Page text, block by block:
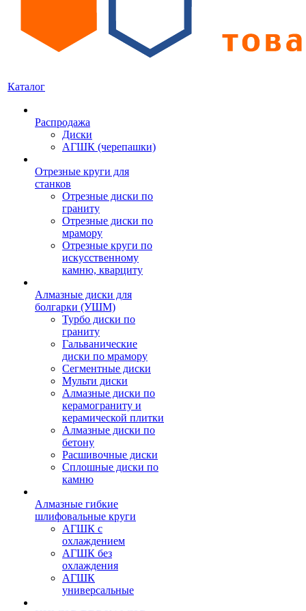
Каталог
Распродажа
Диски
АГШК (черепашки)
Отрезные круги для
станков
Отрезные диски по
граниту
Отрезные диски по
мрамору
Отрезные круги по
искусственному
камню, кварциту
Алмазные диски для
болгарки (УШМ)
Турбо диски по
граниту
Гальванические
диски по мрамору
Сегментные диски
Мульти диски
Алмазные диски по
керамограниту и
керамической плитки
Алмазные диски по
бетону
Расшивочные диски
Сплошные диски по
камню
Алмазные гибкие
шлифовальные круги
АГШК с
охлаждением
АГШК без
охлаждения
АГШК
универсальные